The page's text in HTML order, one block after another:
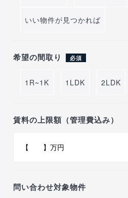
いい物件が見つかれば
希望の間取り 必須
1R~1K 1LDK 2LDK
賃料の上限額（管理費込み）
問い合わせ対象物件